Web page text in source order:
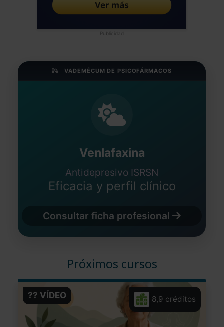
Publicidad
VADEMÉCUM DE PSICOFÁRMACOS
Venlafaxina
Antidepresivo ISRSN
Eficacia y perfil clínico
Consultar ficha profesional
Próximos cursos
8,9 créditos
?? VÍDEO